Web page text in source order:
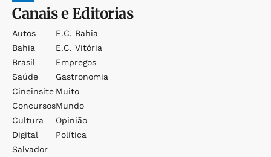
Canais e Editorias
Autos
Bahia
Brasil
Saúde
Cineinsite
Concursos
Cultura
Digital
Salvador
E.c. Bahia
E.c. Vitória
Empregos
Gastronomia
Muito
Mundo
Opinião
Política